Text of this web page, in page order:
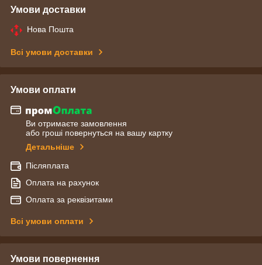
Умови доставки
Нова Пошта
Всі умови доставки
Умови оплати
Ви отримаєте замовлення
або гроші повернуться на вашу картку
Детальніше
Післяплата
Оплата на рахунок
Оплата за реквізитами
Всі умови оплати
Умови повернення